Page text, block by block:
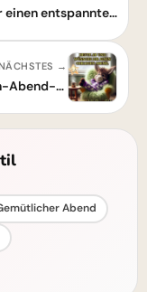
Schönen Abend - Wünsche für einen entspannten Abend
→
Chilligen Abend wünschen: Dein Guten-Abend-Grußbild zum Entspannen
Abend